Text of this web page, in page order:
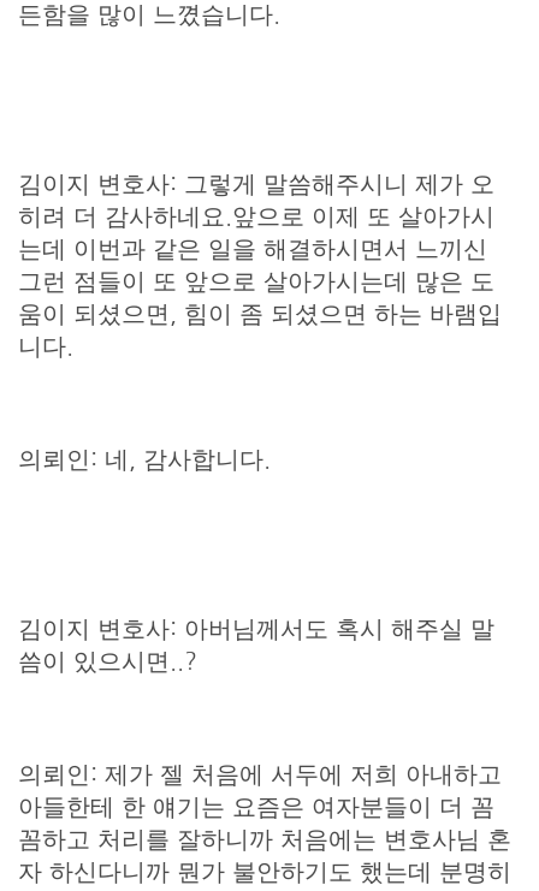
든함을 많이 느꼈습니다.
김이지 변호사: 그렇게 말씀해주시니 제가 오
히려 더 감사하네요.앞으로 이제 또 살아가시
는데 이번과 같은 일을 해결하시면서 느끼신
그런 점들이 또 앞으로 살아가시는데 많은 도
움이 되셨으면, 힘이 좀 되셨으면 하는 바램입
니다.
의뢰인: 네, 감사합니다.
김이지 변호사: 아버님께서도 혹시 해주실 말
씀이 있으시면..?
의뢰인: 제가 젤 처음에 서두에 저희 아내하고
아들한테 한 얘기는 요즘은 여자분들이 더 꼼
꼼하고 처리를 잘하니까 처음에는 변호사님 혼
자 하신다니까 뭔가 불안하기도 했는데 분명히